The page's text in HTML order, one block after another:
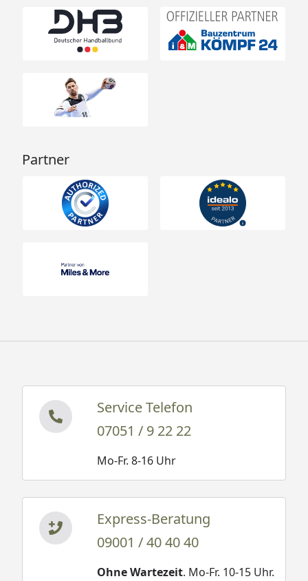
Partner
Service Telefon
07051 / 9 22 22
Mo-Fr. 8-16 Uhr
Express-Beratung
09001 / 40 40 40
Ohne Wartezeit. Mo-Fr. 10-15 Uhr.